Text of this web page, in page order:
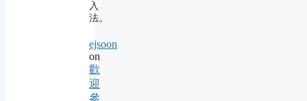
入
法。
ejsoon
on
歡
迎
參